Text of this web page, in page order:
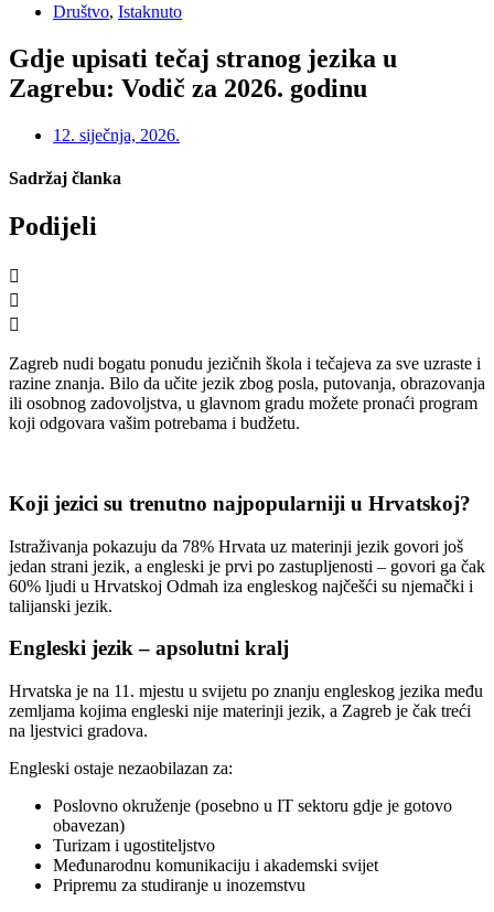
Društvo, Istaknuto
Gdje upisati tečaj stranog jezika u
Zagrebu: Vodič za 2026. godinu
12. siječnja, 2026.
Sadržaj članka
Podijeli
Zagreb nudi bogatu ponudu jezičnih škola i tečajeva za sve uzraste i
razine znanja. Bilo da učite jezik zbog posla, putovanja, obrazovanja
ili osobnog zadovoljstva, u glavnom gradu možete pronaći program
koji odgovara vašim potrebama i budžetu.
Koji jezici su trenutno najpopularniji u Hrvatskoj?
Istraživanja pokazuju da 78% Hrvata uz materinji jezik govori još
jedan strani jezik, a engleski je prvi po zastupljenosti – govori ga čak
60% ljudi u Hrvatskoj Odmah iza engleskog najčešći su njemački i
talijanski jezik.
Engleski jezik – apsolutni kralj
Hrvatska je na 11. mjestu u svijetu po znanju engleskog jezika među
zemljama kojima engleski nije materinji jezik, a Zagreb je čak treći
na ljestvici gradova.
Engleski ostaje nezaobilazan za:
Poslovno okruženje (posebno u IT sektoru gdje je gotovo
obavezan)
Turizam i ugostiteljstvo
Međunarodnu komunikaciju i akademski svijet
Pripremu za studiranje u inozemstvu